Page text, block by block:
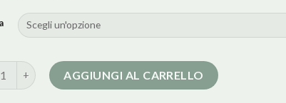
fay uomo quantitàAGGIUNGI AL CARRELLO